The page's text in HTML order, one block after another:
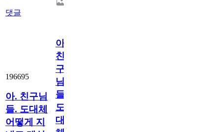
댓글
196695
아. 친구님
들. 도대체
어떻게 지
아.
친
구
님
들.
도
대